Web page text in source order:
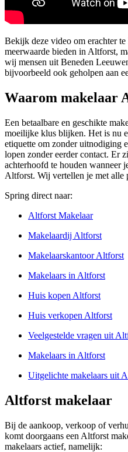
Bekijk deze video om erachter
meerwaarde bieden in Altforst,
wij mensen uit Beneden
bijvoorbeeld ook geholpen aan
Waarom makelaar
Een betaalbare en geschikte
moeilijke klus blijken. Het is nu
etiquette om zonder uitnodiging
lopen zonder eerder contact. Er
achterhoofd te houden wanneer
Altforst. Wij vertellen je met alle
Spring direct naar:
Altforst Makelaar
Makelaardij Altforst
Makelaarskantoor Altforst
Makelaars in Altforst
Huis kopen Altforst
Huis verkopen Altforst
Veelgestelde vragen uit
Makelaars in Altforst
Uitgelichte makelaars uit
Altforst makelaar
Bij de aankoop, verkoop of
komt doorgaans een Altforst
makelaars actief, namelijk: